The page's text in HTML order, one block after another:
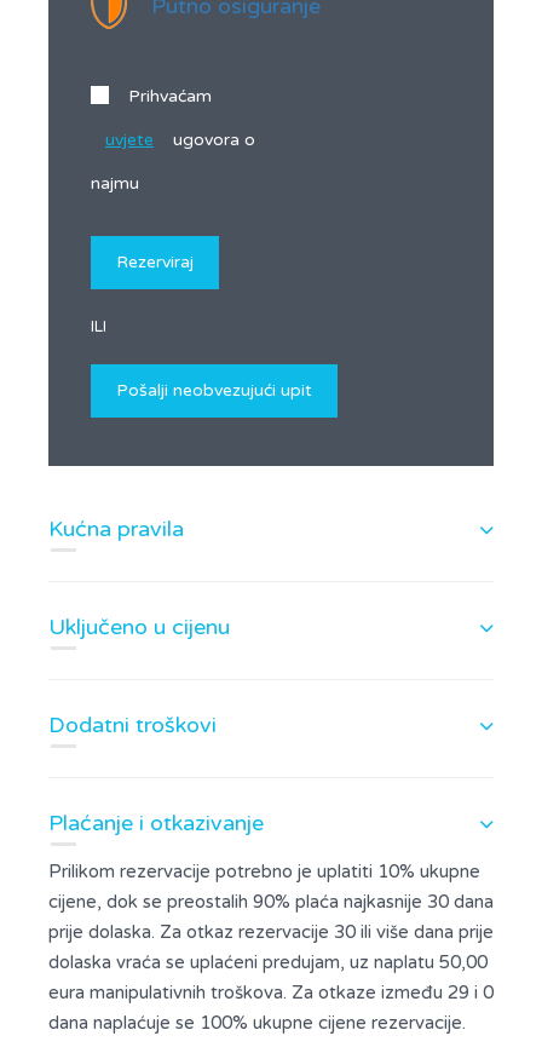
Putno osiguranje
Prihvaćam
uvjete ugovora o
najmu
ILI
Kućna pravila
Uključeno u cijenu
Dodatni troškovi
Plaćanje i otkazivanje
Prilikom rezervacije potrebno je uplatiti 10% ukupne
cijene, dok se preostalih 90% plaća najkasnije 30 dana
prije dolaska. Za otkaz rezervacije 30 ili više dana prije
dolaska vraća se uplaćeni predujam, uz naplatu 50,00
eura manipulativnih troškova. Za otkaze između 29 i 0
dana naplaćuje se 100% ukupne cijene rezervacije.